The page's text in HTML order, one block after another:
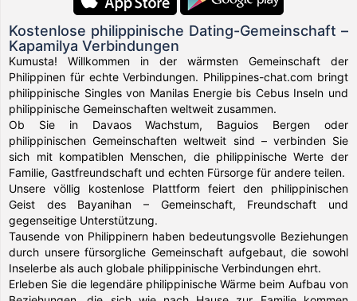
Kostenlose philippinische Dating-Gemeinschaft –
Kapamilya Verbindungen
Kumusta! Willkommen in der wärmsten Gemeinschaft der
Philippinen für echte Verbindungen. Philippines-chat.com bringt
philippinische Singles von Manilas Energie bis Cebus Inseln und
philippinische Gemeinschaften weltweit zusammen.
Ob Sie in Davaos Wachstum, Baguios Bergen oder
philippinischen Gemeinschaften weltweit sind – verbinden Sie
sich mit kompatiblen Menschen, die philippinische Werte der
Familie, Gastfreundschaft und echten Fürsorge für andere teilen.
Unsere völlig kostenlose Plattform feiert den philippinischen
Geist des Bayanihan – Gemeinschaft, Freundschaft und
gegenseitige Unterstützung.
Tausende von Philippinern haben bedeutungsvolle Beziehungen
durch unsere fürsorgliche Gemeinschaft aufgebaut, die sowohl
Inselerbe als auch globale philippinische Verbindungen ehrt.
Erleben Sie die legendäre philippinische Wärme beim Aufbau von